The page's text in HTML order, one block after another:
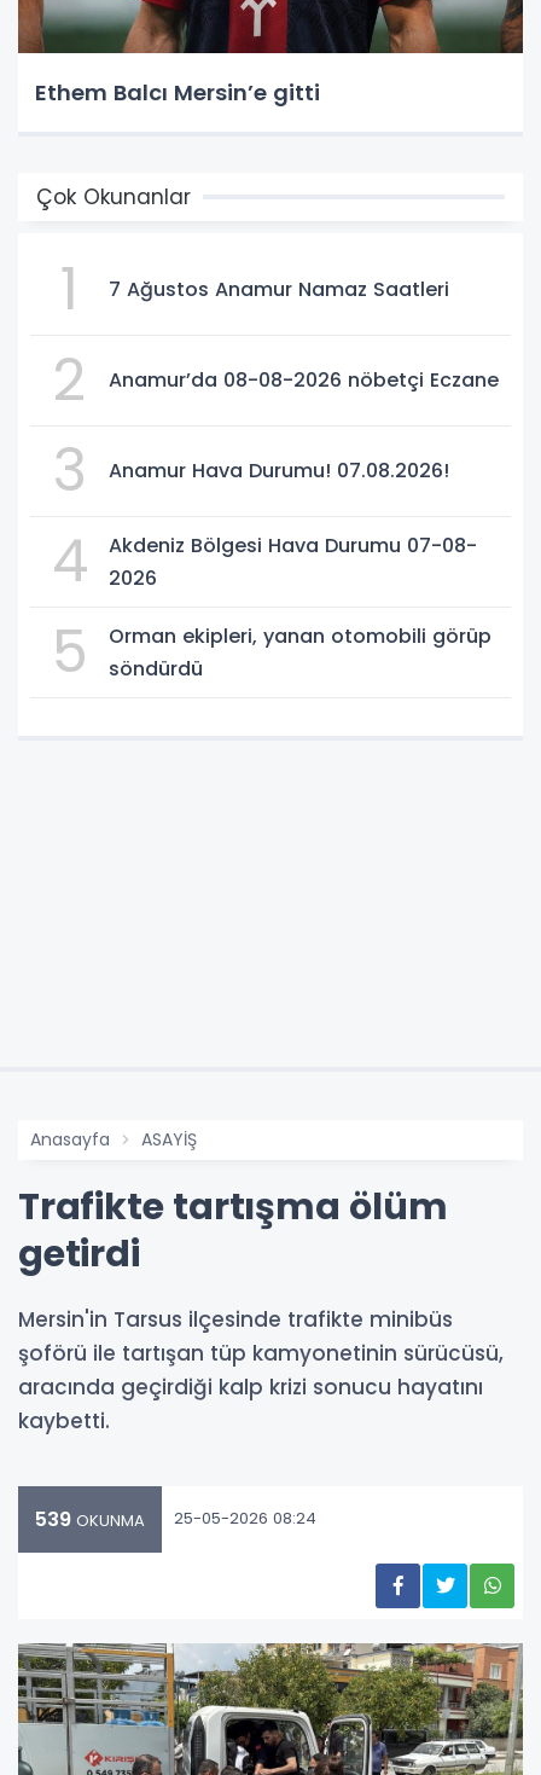
Ethem Balcı Mersin’e gitti
Çok Okunanlar
1 7 Ağustos Anamur Namaz Saatleri
2 Anamur’da 08-08-2026 nöbetçi Eczane
3 Anamur Hava Durumu! 07.08.2026!
4
Akdeniz Bölgesi Hava Durumu 07-08-
2026
5
Orman ekipleri, yanan otomobili görüp
söndürdü
Anasayfa ASAYİŞ
Trafikte tartışma ölüm
getirdi
Mersin'in Tarsus ilçesinde trafikte minibüs
şoförü ile tartışan tüp kamyonetinin sürücüsü,
aracında geçirdiği kalp krizi sonucu hayatını
kaybetti.
539 OKUNMA 25-05-2026 08:24